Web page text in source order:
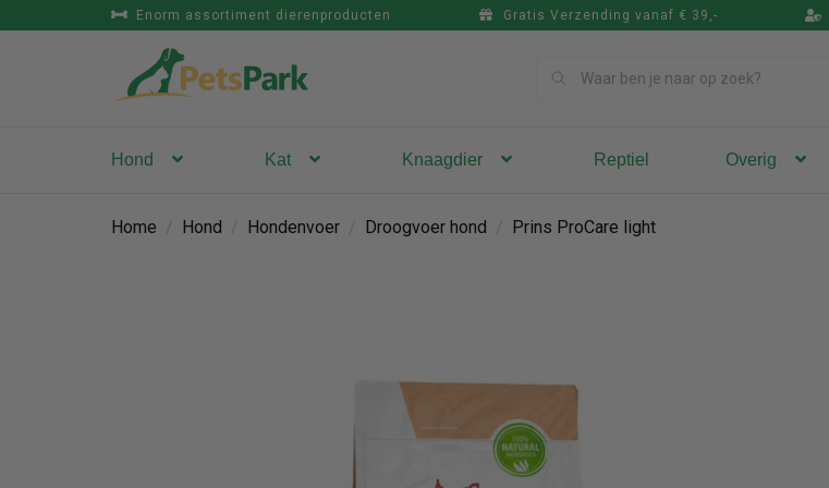
Enorm assortiment dierenproducten Gratis Verzending vanaf € 39,-
Hond Kat Knaagdier Reptiel Overig
Home Hond Hondenvoer Droogvoer hond Prins ProCare light